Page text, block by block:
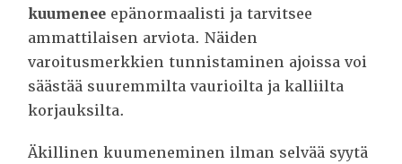
kuumenee epänormaalisti ja tarvitsee
ammattilaisen arviota. Näiden
varoitusmerkkien tunnistaminen ajoissa voi
säästää suuremmilta vaurioilta ja kalliilta
korjauksilta.
Äkillinen kuumeneminen ilman selvää syytä